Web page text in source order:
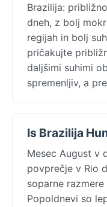
Brazilija:
dneh, z bolj
regijah in bolj
pričakujte
daljšimi suhimi
spremenljiv, a
Is Brazilija
Mesec August v
povprečje v Rio
soparne
Popoldnevi so